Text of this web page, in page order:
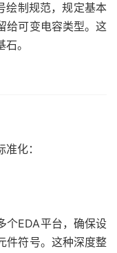
绘制规范，规定基本
给可变电容类型。这
。
化：
个EDA平台，确保设
件符号。这种深度整